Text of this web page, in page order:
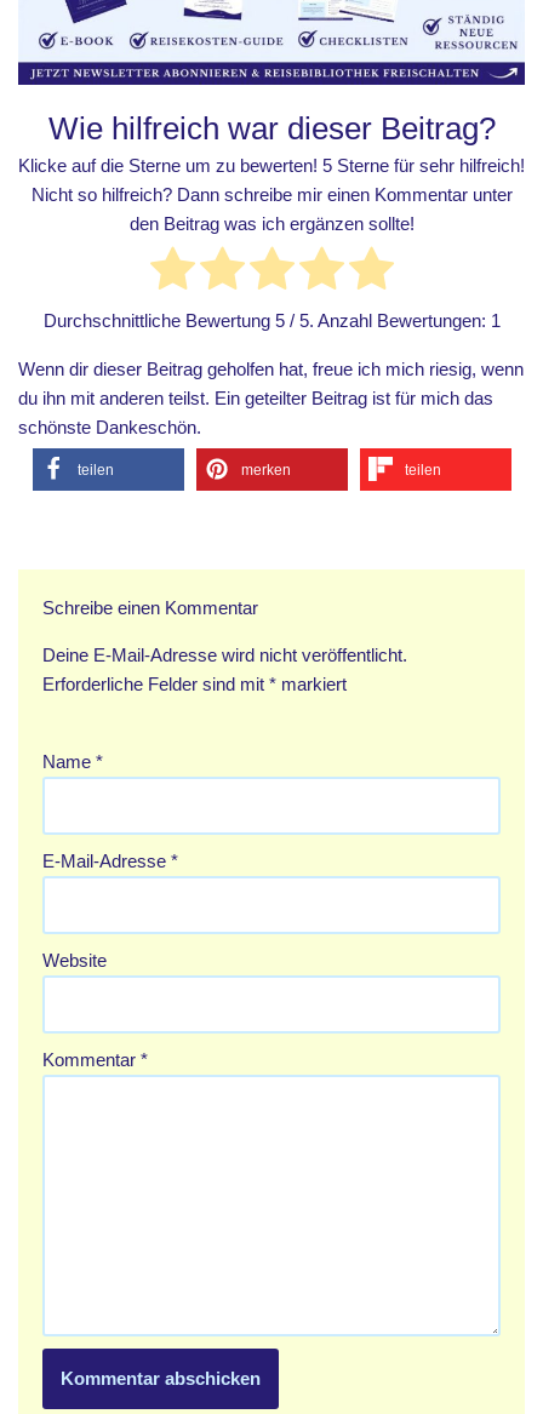
Wie hilfreich war dieser Beitrag?
Klicke auf die Sterne um zu bewerten! 5 Sterne für sehr hilfreich!
Nicht so hilfreich? Dann schreibe mir einen Kommentar unter
den Beitrag was ich ergänzen sollte!
Durchschnittliche Bewertung 5/ 5. Anzahl Bewertungen: 1
Wenn dir dieser Beitrag geholfen hat, freue ich mich riesig, wenn
du ihn mit anderen teilst. Ein geteilter Beitrag ist für mich das
schönste Dankeschön.
teilen merken teilen
Schreibe einen Kommentar
Deine E-Mail-Adresse wird nicht veröffentlicht.
Erforderliche Felder sind mit * markiert
Name *
E-Mail-Adresse *
Website
Kommentar *